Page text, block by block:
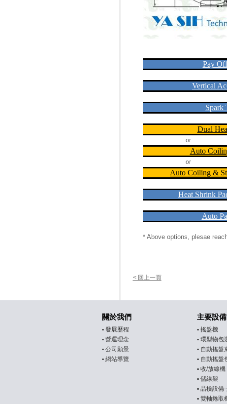
Pay
Vertical
Spark
Dual
or
Auto
or
Auto Coiling &
Heat Shrink
Auto
* Above options, plesae
< 回上一頁
關於我們
▪ 發展歷程
▪ 營運理念
▪ 公司願景
▪ 網站導覽
主要設備
▪ 搖盤機
▪ 環型物包
▪ 自動搖盤
▪ 自動搖盤
▪ 收/放線機
▪ 儲線架
▪ 品檢設備
▪ 雙軸捲取